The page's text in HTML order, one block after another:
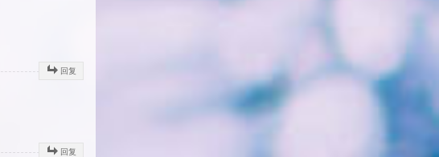
回复
回复